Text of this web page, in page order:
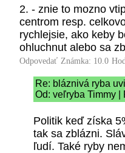
2. - znie to mozno
centrom resp.
rychlejsie, ako keby
ohluchnut alebo sa
Odpovedať Známka: 10.0
Re: bláznivá ryba
Od: veľryba Timmy |
Politik keď získa
tak sa zblázni.
ľudí. Také ryby